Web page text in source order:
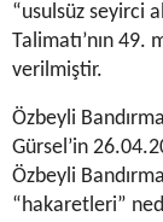
“usulsüz seyirci
Talimatı’nın 49.
verilmiştir.
Özbeyli
Gürsel’in
Özbeyli
“hakaretleri”